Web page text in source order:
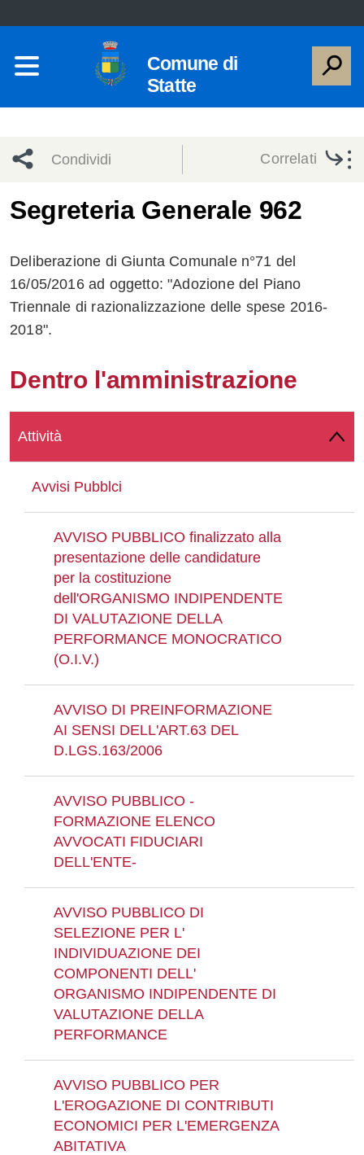
Comune di
Statte
Condividi
network
Condividi
Condividi
Facebook
su
Twitter
Condividi
su
Condividi
Whatsapp
Correlati
Segreteria Generale 962
Deliberazione di Giunta Comunale n°71 del
16/05/2016 ad oggetto: "Adozione del Piano
Triennale di razionalizzazione delle spese 2016-
2018".
Dentro l'amministrazione
Attività
Avvisi Pubblci
AVVISO PUBBLICO finalizzato alla
presentazione delle candidature
per la costituzione
dell'ORGANISMO INDIPENDENTE
DI VALUTAZIONE DELLA
PERFORMANCE MONOCRATICO
(O.I.V.)
AVVISO DI PREINFORMAZIONE
AI SENSI DELL'ART.63 DEL
D.LGS.163/2006
AVVISO PUBBLICO -
FORMAZIONE ELENCO
AVVOCATI FIDUCIARI
DELL'ENTE-
AVVISO PUBBLICO DI
SELEZIONE PER L'
INDIVIDUAZIONE DEI
COMPONENTI DELL'
ORGANISMO INDIPENDENTE DI
VALUTAZIONE DELLA
PERFORMANCE
AVVISO PUBBLICO PER
L'EROGAZIONE DI CONTRIBUTI
ECONOMICI PER L'EMERGENZA
ABITATIVA